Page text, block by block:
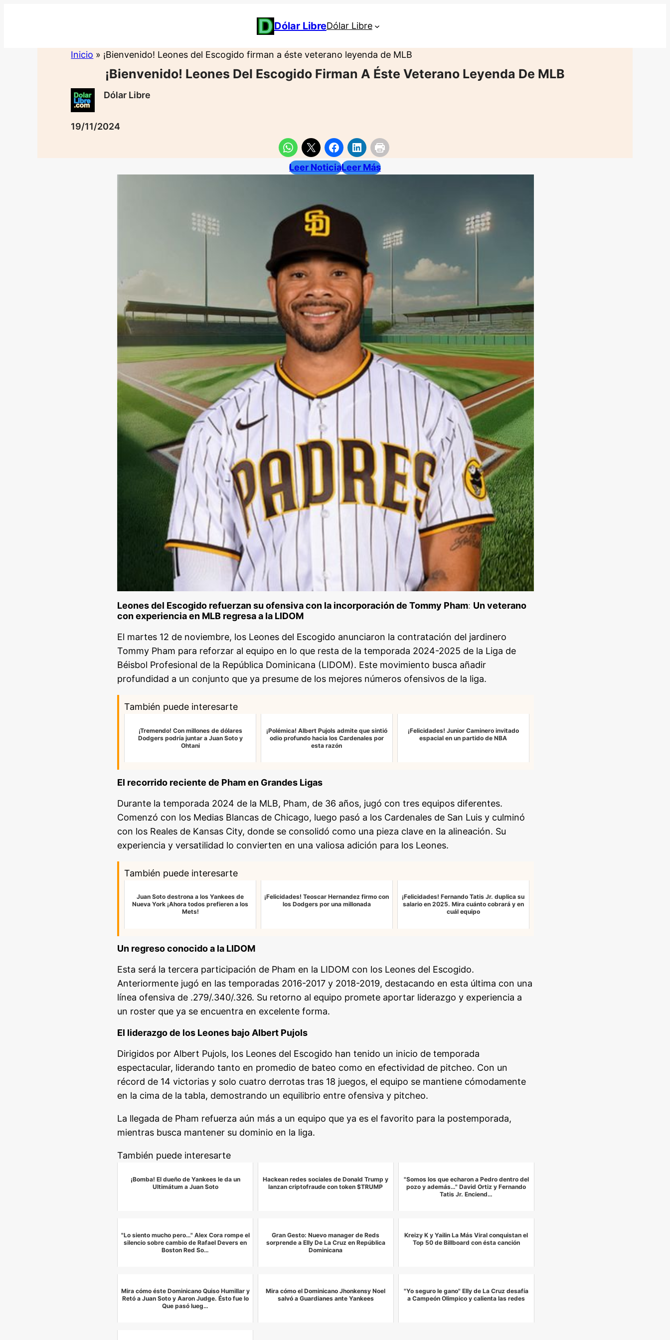
Dólar LibreDólar Libre
Inicio » ¡Bienvenido! Leones del Escogido firman a éste veterano leyenda de MLB
¡Bienvenido! Leones Del Escogido Firman A Éste Veterano Leyenda De MLB
Dólar Libre
19/11/2024
Leer NoticiaLeer Más
Leones del Escogido refuerzan su ofensiva con la incorporación de Tommy Pham: Un veterano
con experiencia en MLB regresa a la LIDOM
El martes 12 de noviembre, los Leones del Escogido anunciaron la contratación del jardinero
Tommy Pham para reforzar al equipo en lo que resta de la temporada 2024-2025 de la Liga de
Béisbol Profesional de la República Dominicana (LIDOM). Este movimiento busca añadir
profundidad a un conjunto que ya presume de los mejores números ofensivos de la liga.
También puede interesarte
¡Tremendo! Con millones de dólares
Dodgers podría juntar a Juan Soto y
Ohtani
¡Polémica! Albert Pujols admite que sintió
odio profundo hacia los Cardenales por
esta razón
¡Felicidades! Junior Caminero invitado
espacial en un partido de NBA
El recorrido reciente de Pham en Grandes Ligas
Durante la temporada 2024 de la MLB, Pham, de 36 años, jugó con tres equipos diferentes.
Comenzó con los Medias Blancas de Chicago, luego pasó a los Cardenales de San Luis y culminó
con los Reales de Kansas City, donde se consolidó como una pieza clave en la alineación. Su
experiencia y versatilidad lo convierten en una valiosa adición para los Leones.
También puede interesarte
Juan Soto destrona a los Yankees de
Nueva York ¡Ahora todos prefieren a los
Mets!
¡Felicidades! Teoscar Hernandez firmo con
los Dodgers por una millonada
¡Felicidades! Fernando Tatis Jr. duplica su
salario en 2025. Mira cuánto cobrará y en
cuál equipo
Un regreso conocido a la LIDOM
Esta será la tercera participación de Pham en la LIDOM con los Leones del Escogido.
Anteriormente jugó en las temporadas 2016-2017 y 2018-2019, destacando en esta última con una
línea ofensiva de .279/.340/.326. Su retorno al equipo promete aportar liderazgo y experiencia a
un roster que ya se encuentra en excelente forma.
El liderazgo de los Leones bajo Albert Pujols
Dirigidos por Albert Pujols, los Leones del Escogido han tenido un inicio de temporada
espectacular, liderando tanto en promedio de bateo como en efectividad de pitcheo. Con un
récord de 14 victorias y solo cuatro derrotas tras 18 juegos, el equipo se mantiene cómodamente
en la cima de la tabla, demostrando un equilibrio entre ofensiva y pitcheo.
La llegada de Pham refuerza aún más a un equipo que ya es el favorito para la postemporada,
mientras busca mantener su dominio en la liga.
También puede interesarte
¡Bomba! El dueño de Yankees le da un
Ultimátum a Juan Soto
Hackean redes sociales de Donald Trump y
lanzan criptofraude con token $TRUMP
"Somos los que echaron a Pedro dentro del
pozo y además…" David Ortiz y Fernando
Tatis Jr. Enciend…
"Lo siento mucho pero…" Alex Cora rompe el
silencio sobre cambio de Rafael Devers en
Boston Red So…
Gran Gesto: Nuevo manager de Reds
sorprende a Elly De La Cruz en República
Dominicana
Kreizy K y Yailin La Más Viral conquistan el
Top 50 de Billboard con ésta canción
Mira cómo éste Dominicano Quiso Humillar y
Retó a Juan Soto y Aaron Judge. Ésto fue lo
Que pasó lueg…
Mira cómo el Dominicano Jhonkensy Noel
salvó a Guardianes ante Yankees
"Yo seguro le gano" Elly de La Cruz desafía
a Campeón Olimpico y calienta las redes